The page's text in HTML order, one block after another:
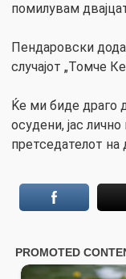
помилувам
Пендаровски
случајот „Томче
Ќе ми биде драго
осудени, јас
претседателот на